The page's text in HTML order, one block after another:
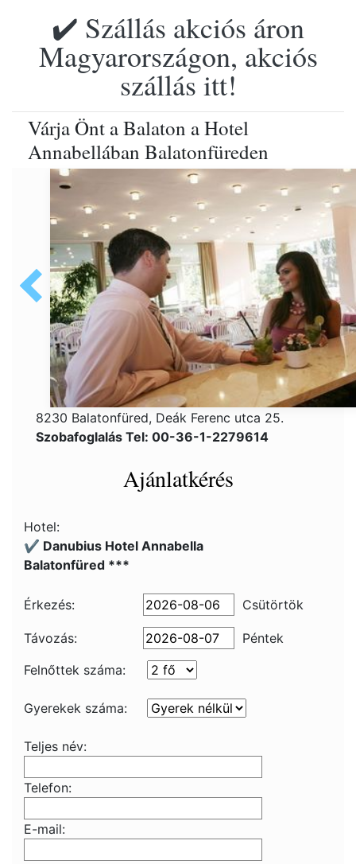
✔️ Szállás akciós áron
Magyarországon, akciós
szállás itt!
Várja Önt a Balaton a Hotel
Annabellában Balatonfüreden
8230 Balatonfüred, Deák Ferenc utca 25.
Szobafoglalás Tel: 00-36-1-2279614
Ajánlatkérés
Hotel:
✔️ Danubius Hotel Annabella
Balatonfüred ***
Érkezés: Csütörtök
Távozás:
Péntek
Felnőttek száma:
Gyerekek száma:
Teljes név:
Telefon:
E-mail: